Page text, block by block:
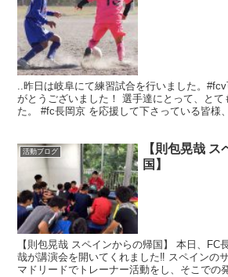
..昨日は岐阜にて練習試合を行いました。
がとうございました！ 選手達にとって、とて
た。 #fc長岡京 を応援して下さっている皆様
活動ブログ
【則包晃哉
国】
【則包晃哉 スペインからの帰国】 本日、FC
哉が講演会を開いてくれました‼️ スペインの
マドリードでトレーナー活動をし、そこでの